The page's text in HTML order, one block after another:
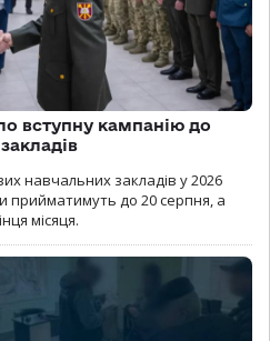
вступну кампанію до
навчальних закладів у 2026
до 20 серпня, а
місяця.